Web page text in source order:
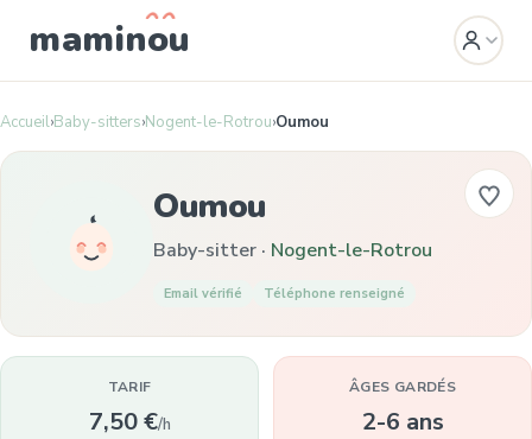
maminou
Accueil›Baby-sitters›Nogent-le-Rotrou›Oumou
Oumou
Baby-sitter · Nogent-le-Rotrou
Email vérifié Téléphone renseigné
TARIF
7,50 €/h
ÂGES GARDÉS
2-6 ans